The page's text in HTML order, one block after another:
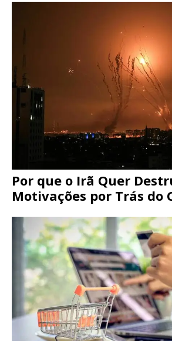
Por que o Irã Quer
Motivações por Trás do